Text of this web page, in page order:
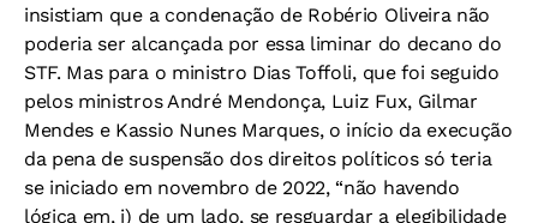
insistiam que a condenação de Robério Oliveira não
poderia ser alcançada por essa liminar do decano do
STF. Mas para o ministro Dias Toffoli, que foi seguido
pelos ministros André Mendonça, Luiz Fux, Gilmar
Mendes e Kassio Nunes Marques, o início da execução
da pena de suspensão dos direitos políticos só teria
se iniciado em novembro de 2022, “não havendo
lógica em, i) de um lado, se resguardar a elegibilidade